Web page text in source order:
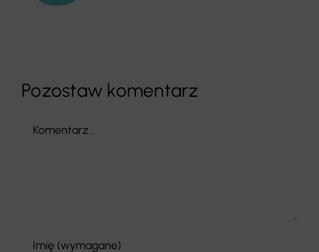
Pozostaw komentarz
Comment